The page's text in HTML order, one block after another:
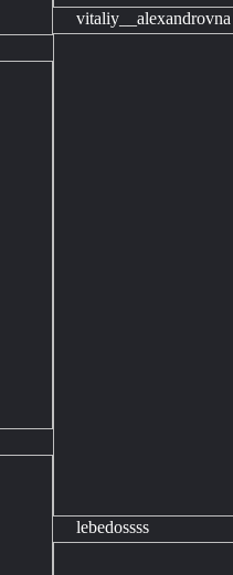
vitaliy__alexandrovna
lebedossss